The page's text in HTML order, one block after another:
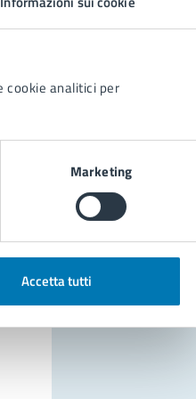
cookie analitici per
Marketing
Accetta tutti